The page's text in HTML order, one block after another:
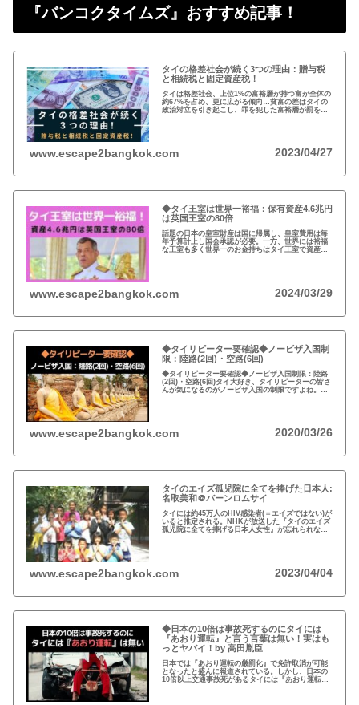
『バンコクタイムズ』おすすめ記事！
タイの格差社会が続く3つの理由：贈与税
と相続税と固定資産税！
タイは格差社会、上位1%の富裕層が持つ富が全体の
約67%を占め、更に広がる傾向…貧富の差はタイの
政治対立を引き起こし、罪を犯した富裕層が罰を免
www.escape2bangkok.com 2023/04/27
◆タイ王室は世界一裕福：保有資産4.6兆円
は英国王室の80倍
話題の日本の皇室財産は国に帰属し、皇室費用は毎
年予算計上し国会承認が必要。一方、世界には裕福
な王室も多く世界一のお金持ちはタイ王室で資産は
www.escape2bangkok.com 2024/03/29
◆タイリピーター要確認◆ノービザ入国制
限：陸路(2回)・空路(6回)
◆タイリピーター要確認◆ノービザ入国制限：陸路
(2回)・空路(6回)タイ大好き、タイリピーターの皆さ
んが気になるのがノービザ入国の制限ですよね。近
www.escape2bangkok.com 2020/03/26
タイのエイズ孤児院に全てを捧げた日本人:
名取美和＠バーンロムサイ
タイには約45万人のHIV感染者(＝エイズではない)が
いると推定される。NHKが放送した『タイのエイズ
孤児院に全てを捧げる日本人女性』が忘れられな
www.escape2bangkok.com 2023/04/04
◆日本の10倍は事故死するのにタイには
『あおり運転』と言う言葉は無い！実はも
っとヤバイ！by 高田胤臣
日本では『あおり運転の厳罰化』で免許取消が可能
となったと盛んに報道されている。しかし、日本の
10倍以上交通事故死があるタイには『あおり運転』